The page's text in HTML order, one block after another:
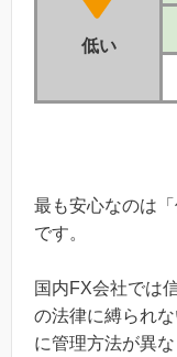
低い
最も安心なのは
です。
国内FX会社では
の法律に縛られ
に管理方法が異な